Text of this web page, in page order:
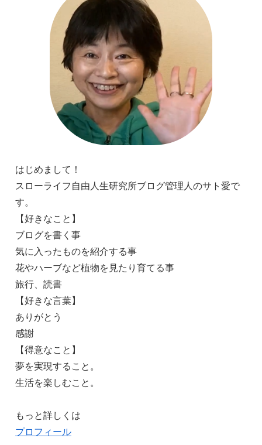
はじめまして！
スローライフ自由人生研究所ブログ管理人のサト愛で
す。
【好きなこと】
ブログを書く事
気に入ったものを紹介する事
花やハーブなど植物を見たり育てる事
旅行、読書
【好きな言葉】
ありがとう
感謝
【得意なこと】
夢を実現すること。
生活を楽しむこと。
もっと詳しくは
プロフィール